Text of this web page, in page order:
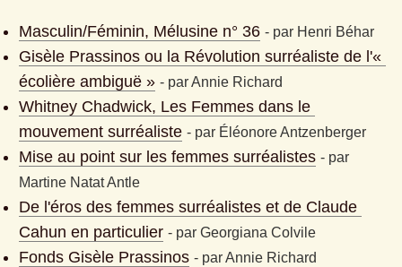
Masculin/Féminin, Mélusine n° 36 - par Henri Béhar
Gisèle Prassinos ou la Révolution surréaliste de l'«
écolière ambiguë » - parAnnie Richard
Whitney Chadwick, Les Femmes dans le
mouvement surréaliste - par Éléonore Antzenberger
Mise au point sur les femmes surréalistes - par
Martine Natat Antle
De l'éros des femmes surréalistes et de Claude
Cahun en particulier - par Georgiana Colvile
Fonds Gisèle Prassinos - parAnnie Richard